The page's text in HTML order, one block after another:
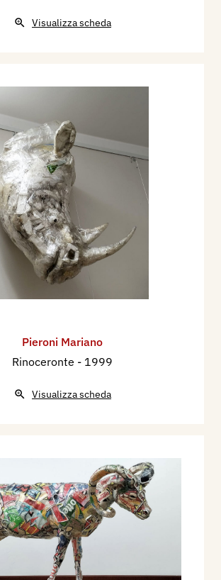
Visualizza scheda
Pieroni Mariano
Rinoceronte - 1999
Visualizza scheda